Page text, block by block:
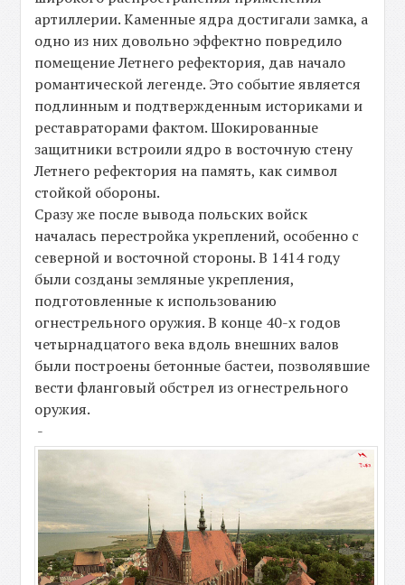
артиллерии. Каменные ядра достигали замка, а
одно из них довольно эффектно повредило
помещение Летнего рефектория, дав начало
романтической легенде. Это событие является
подлинным и подтвержденным историками и
реставраторами фактом. Шокированные
защитники встроили ядро в восточную стену
Летнего рефектория на память, как символ
стойкой обороны.
Сразу же после вывода польских войск
началась перестройка укреплений, особенно с
северной и восточной стороны. В 1414 году
были созданы земляные укрепления,
подготовленные к использованию
огнестрельного оружия. В конце 40-х годов
четырнадцатого века вдоль внешних валов
были построены бетонные бастеи, позволявшие
вести фланговый обстрел из огнестрельного
оружия.
-